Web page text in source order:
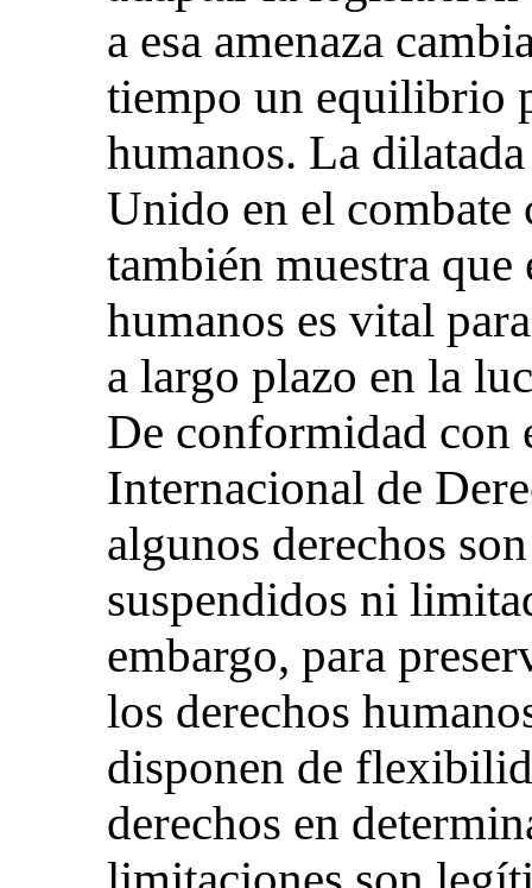
a esa amenaza
tiempo un equilibrio
humanos. La
Unido en el
también muestra que
humanos es vital
a largo plazo en la
De conformidad con
Internacional de
algunos derechos
suspendidos ni
embargo, para
los derechos
disponen de
derechos en